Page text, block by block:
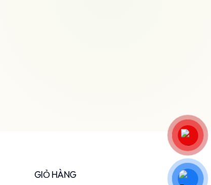
GIỎ HÀNG